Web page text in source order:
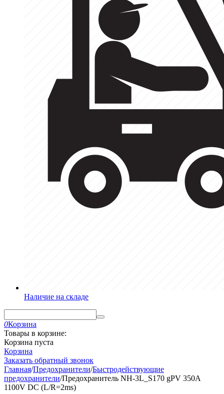
Наличие на складе
0Корзина
Товары в корзине:
Корзина пуста
Корзина
Заказать обратный звонок
Главная/Предохранители/Быстродействующие
предохранители/Предохранитель NH-3L_S170 gPV 350A
1100V DC (L/R=2ms)